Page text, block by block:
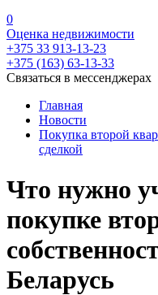
0
Оценка недвижимости
+375 33 913-13-23
+375 (163) 63-13-33
Связаться в мессенджерах
Главная
Новости
Покупка второй
сделкой
Что нужно
покупке
Беларусь